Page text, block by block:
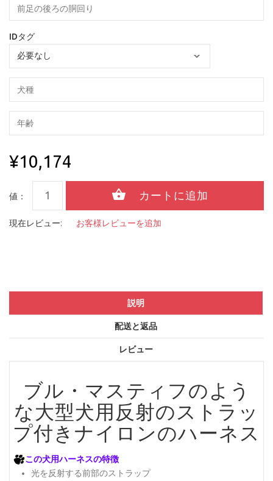
IDタグ
¥10,174
値：
現在レビュー: お客様レビューを追加
説明
配送と返品
レビュー
ブル・マスティフのよう
な大型犬用 反射のストラッ
プ付きナイロンのハーネス
この犬用ハーネスの特徴
光を反射する前部のストラップ